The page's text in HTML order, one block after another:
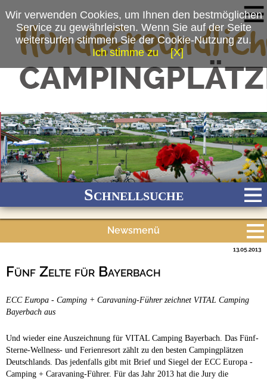
Schnellsuche
Stadtnah
Ganzjährig geöffnet
Newsmenü
Campingplätze
Camping & Caravan
Fünf Zelte für Bayerbach
13.05.2013
ECC Europa - Camping + Caravaning-Führer zeichnet VITAL Camping
Bayerbach aus
Und wieder eine Auszeichnung für VITAL Camping Bayerbach. Das Fünf-
Sterne-Wellness- und Ferienresort zählt zu den besten Campingplätzen
Deutschlands. Das jedenfalls gibt mit Brief und Siegel der ECC Europa -
Camping + Caravaning-Führer. Für das Jahr 2013 hat die Jury die
Wir verwenden Cookies, um Ihnen den bestmöglichen
Service zu gewährleisten. Wenn Sie auf der Seite
weitersurfen stimmen Sie der Cookie-Nutzung zu.
Ich stimme zu
[X]